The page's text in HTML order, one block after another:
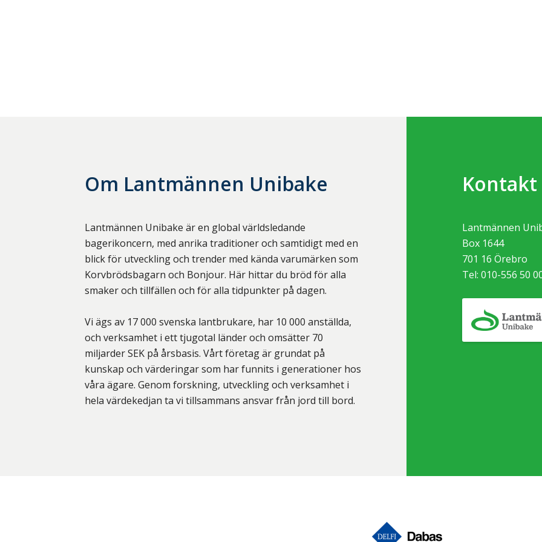
Om Lantmännen Unibake
Lantmännen Unibake är en global världsledande
bagerikoncern, med anrika traditioner och samtidigt med en
blick för utveckling och trender med kända varumärken som
Korvbrödsbagarn och Bonjour. Här hittar du bröd för alla
smaker och tillfällen och för alla tidpunkter på dagen.
Vi ägs av 17 000 svenska lantbrukare, har 10 000 anställda,
och verksamhet i ett tjugotal länder och omsätter 70
miljarder SEK på årsbasis. Vårt företag är grundat på
kunskap och värderingar som har funnits i generationer hos
våra ägare. Genom forskning, utveckling och verksamhet i
hela värdekedjan ta vi tillsammans ansvar från jord till bord.
Kontakt
Lantmännen
Box 1644
701 16 Örebro
Tel:010-556 50